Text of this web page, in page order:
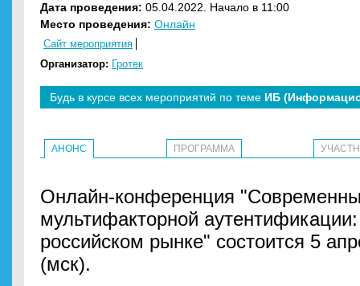
Дата проведения: 05.04.2022. Начало в 11:00
Место проведения: Онлайн
Сайт мероприятия
Организатор: Гротек
Будь в курсе всех мероприятий по теме ИБ
АНОНС ПРОГРАММА
Онлайн-конференция
мультифакторной
российском рынке" состоится 5
(мск).